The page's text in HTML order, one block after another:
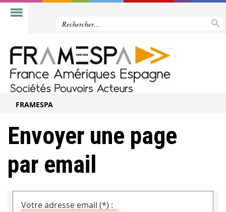
FRAMESPA
Envoyer une page
par email
Votre adresse email (*) :